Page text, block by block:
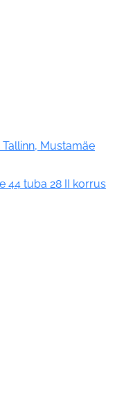
Mustamäe
44 tuba 28 II korrus